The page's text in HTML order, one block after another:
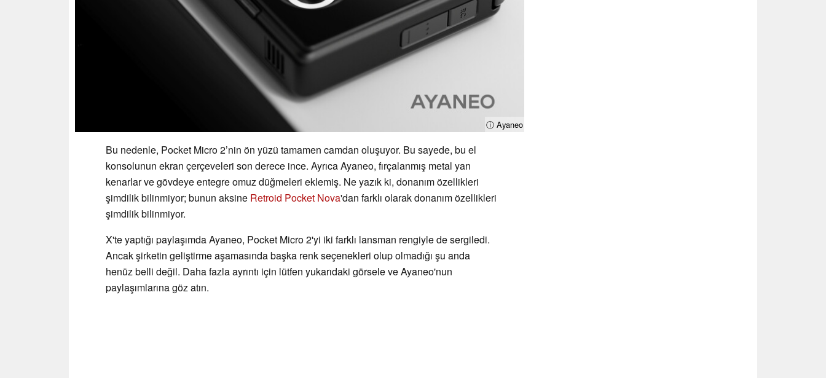
ⓘ Ayaneo
Bu nedenle, Pocket Micro 2’nin ön yüzü tamamen camdan oluşuyor. Bu sayede, bu el
konsolunun ekran çerçeveleri son derece ince. Ayrıca Ayaneo, fırçalanmış metal yan
kenarlar ve gövdeye entegre omuz düğmeleri eklemiş. Ne yazık ki, donanım özellikleri
şimdilik bilinmiyor; bunun aksine Retroid Pocket Nova'dan farklı olarak donanım özellikleri
şimdilik bilinmiyor.
X'te yaptığı paylaşımda Ayaneo, Pocket Micro 2'yi iki farklı lansman rengiyle de sergiledi.
Ancak şirketin geliştirme aşamasında başka renk seçenekleri olup olmadığı şu anda
henüz belli değil. Daha fazla ayrıntı için lütfen yukarıdaki görsele ve Ayaneo'nun
paylaşımlarına göz atın.